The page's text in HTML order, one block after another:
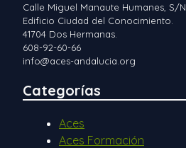
Calle Miguel Manaute Humanes, S/N.
Edificio Ciudad del Conocimiento.
41704 Dos Hermanas.
608-92-60-66
info@aces-andalucia.org
Categorías
Aces
Aces Formación